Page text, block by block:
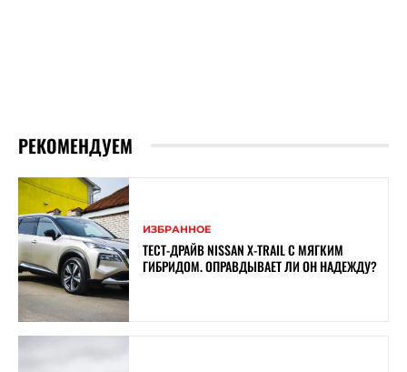
РЕКОМЕНДУЕМ
ИЗБРАННОЕ
ТЕСТ-ДРАЙВ NISSAN X-TRAIL С МЯГКИМ
ГИБРИДОМ. ОПРАВДЫВАЕТ ЛИ ОН НАДЕЖДУ?